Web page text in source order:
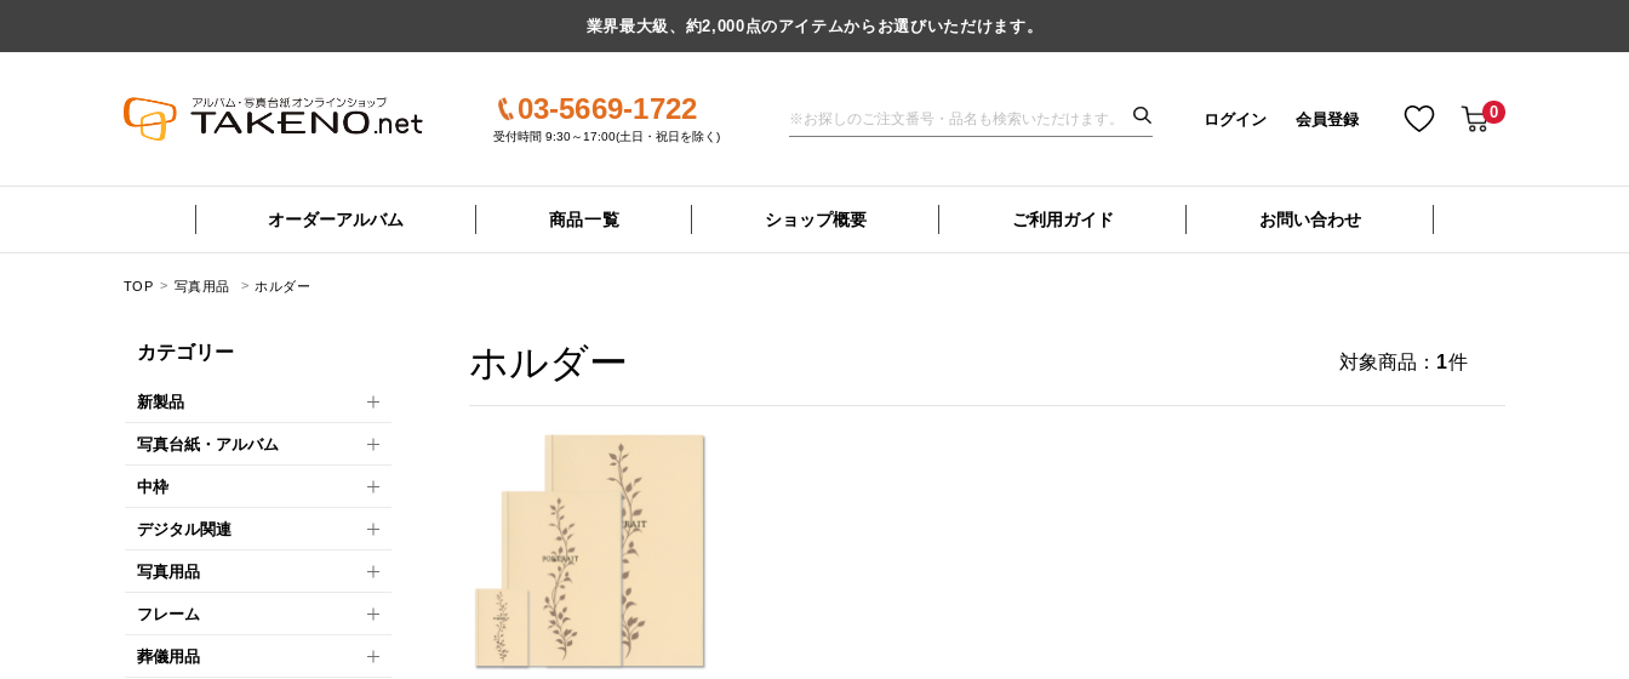
業界最大級、約2,000点のアイテムからお選びいただけます。
03-5669-1722
受付時間 9:30～17:00(土日・祝日を除く)
ログイン 会員登録 0
オーダーアルバム 商品一覧 ショップ概要 ご利用ガイド お問い合わせ
TOP 写真用品 ホルダー
カテゴリー
新製品
写真台紙・アルバム
中枠
デジタル関連
写真用品
フレーム
葬儀用品
ホルダー 対象商品： 1件